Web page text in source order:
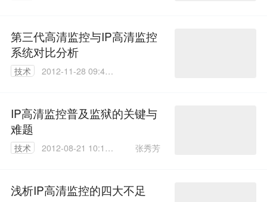
第三代高清监控与IP高清监控
系统对比分析
技术
2012-11-28 09:46:
IP高清监控普及监狱的关键与
难题
技术
2012-08-21 10:18:
张秀芳
浅析IP高清监控的四大不足